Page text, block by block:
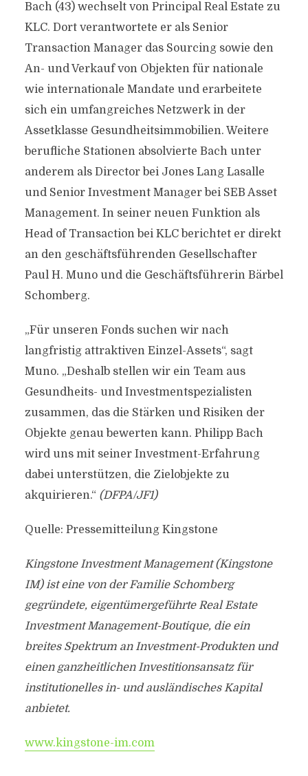
Bach (43) wechselt von Principal Real Estate zu
KLC. Dort verantwortete er als Senior
Transaction Manager das Sourcing sowie den
An- und Verkauf von Objekten für nationale
wie internationale Mandate und erarbeitete
sich ein umfangreiches Netzwerk in der
Assetklasse Gesundheitsimmobilien. Weitere
berufliche Stationen absolvierte Bach unter
anderem als Director bei Jones Lang Lasalle
und Senior Investment Manager bei SEB Asset
Management. In seiner neuen Funktion als
Head of Transaction bei KLC berichtet er direkt
an den geschäftsführenden Gesellschafter
Paul H. Muno und die Geschäftsführerin Bärbel
Schomberg.
„Für unseren Fonds suchen wir nach
langfristig attraktiven Einzel-Assets“, sagt
Muno. „Deshalb stellen wir ein Team aus
Gesundheits- und Investmentspezialisten
zusammen, das die Stärken und Risiken der
Objekte genau bewerten kann. Philipp Bach
wird uns mit seiner Investment-Erfahrung
dabei unterstützen, die Zielobjekte zu
akquirieren.“ (DFPA/JF1)
Quelle: Pressemitteilung Kingstone
Kingstone Investment Management (Kingstone
IM) ist eine von der Familie Schomberg
gegründete, eigentümergeführte Real Estate
Investment Management-Boutique, die ein
breites Spektrum an Investment-Produkten und
einen ganzheitlichen Investitionsansatz für
institutionelles in- und ausländisches Kapital
anbietet.
www.kingstone-im.com